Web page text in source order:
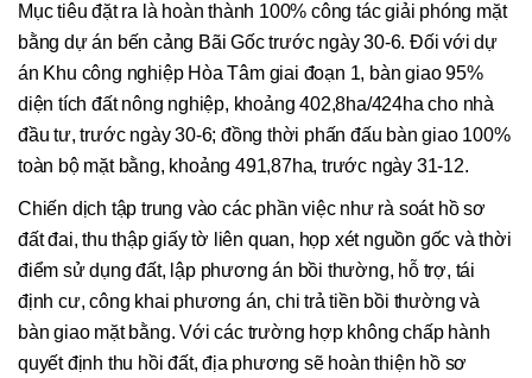
Mục tiêu đặt ra là hoàn thành 100% công tác giải phóng mặt
bằng dự án bến cảng Bãi Gốc trước ngày 30-6. Đối với dự
án Khu công nghiệp Hòa Tâm giai đoạn 1, bàn giao 95%
diện tích đất nông nghiệp, khoảng 402,8ha/424ha cho nhà
đầu tư, trước ngày 30-6; đồng thời phấn đấu bàn giao 100%
toàn bộ mặt bằng, khoảng 491,87ha, trước ngày 31-12.
Chiến dịch tập trung vào các phần việc như rà soát hồ sơ
đất đai, thu thập giấy tờ liên quan, họp xét nguồn gốc và thời
điểm sử dụng đất, lập phương án bồi thường, hỗ trợ, tái
định cư, công khai phương án, chi trả tiền bồi thường và
bàn giao mặt bằng. Với các trường hợp không chấp hành
quyết định thu hồi đất, địa phương sẽ hoàn thiện hồ sơ